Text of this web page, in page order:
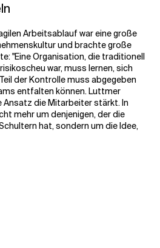
Arbeitsablauf war eine große
und brachte große
"Eine Organisation, die traditionell
war, muss lernen, sich
der Kontrolle muss abgegeben
entfalten können. Luttmer
Ansatz die Mitarbeiter stärkt. In
mehr um denjenigen, der die
hat, sondern um die Idee,